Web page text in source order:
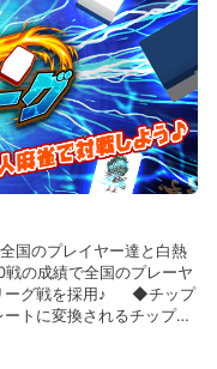
のプレイヤー達と白熱
ーグ戦を採用♪ ◆チップ
トに変換されるチップシ
雀牌を自由にカスタマ